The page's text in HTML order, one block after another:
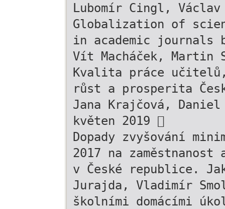
Lubomír Cingl,
Globalization of
in academic
Vít Macháček, Martin
Kvalita práce učitelů,
růst a prosperita
Jana Krajčová,
květen 2019 
Dopady zvyšování
2017 na zaměstnanost
v České republice.
Jurajda, Vladimír
školními domácími